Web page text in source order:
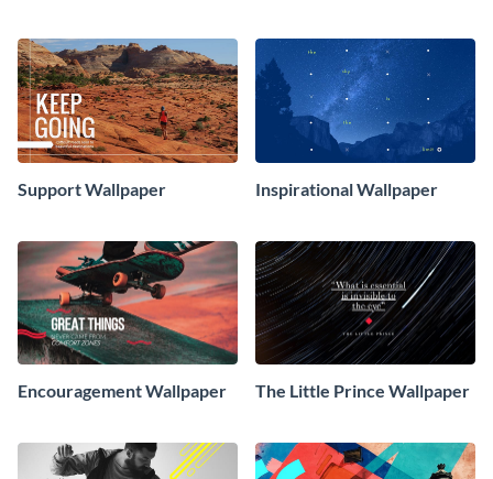
Support Wallpaper Inspirational Wallpaper
Encouragement Wallpaper The Little Prince Wallpaper